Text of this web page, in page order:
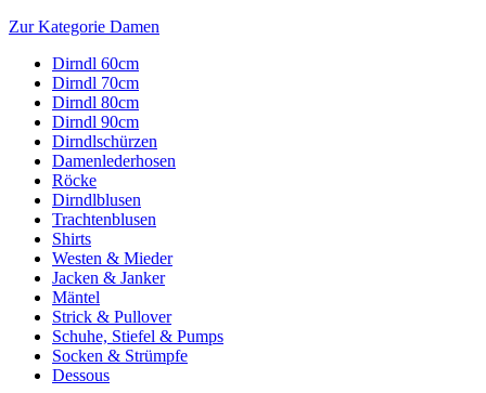
Zur Kategorie Damen
Dirndl 60cm
Dirndl 70cm
Dirndl 80cm
Dirndl 90cm
Dirndlschürzen
Damenlederhosen
Röcke
Dirndlblusen
Trachtenblusen
Shirts
Westen & Mieder
Jacken & Janker
Mäntel
Strick & Pullover
Schuhe, Stiefel & Pumps
Socken & Strümpfe
Dessous